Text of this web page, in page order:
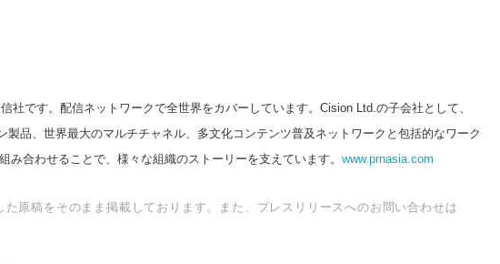
社です。配信ネットワークで全世界をカバーしています。Cision Ltd.の子会社として、
製品、世界最大のマルチチャネル、多文化コンテンツ普及ネットワークと包括的なワーク
み合わせることで、様々な組織のストーリーを支えています。 www.prnasia.com
原稿をそのまま掲載しております。また、プレスリリースへのお問い合わせは